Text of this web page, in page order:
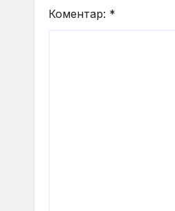
Коментар: *